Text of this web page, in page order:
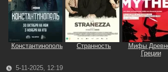
Константинополь Странность
Мифы
Греции
5-11-2025, 12:19